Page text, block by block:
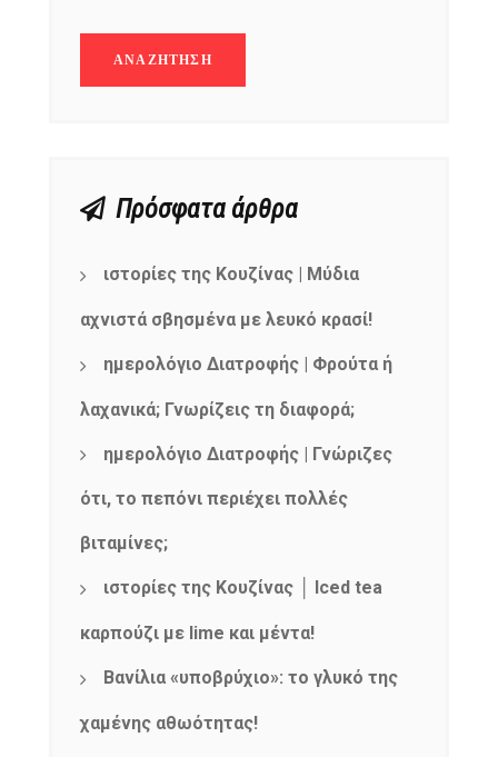
Πρόσφατα άρθρα
ιστορίες της Κουζίνας | Μύδια
αχνιστά σβησμένα με λευκό κρασί!
ημερολόγιο Διατροφής | Φρούτα ή
λαχανικά; Γνωρίζεις τη διαφορά;
ημερολόγιο Διατροφής | Γνώριζες
ότι, το πεπόνι περιέχει πολλές
βιταμίνες;
ιστορίες της Κουζίνας │ Iced tea
καρπούζι με lime και μέντα!
Βανίλια «υποβρύχιο»: το γλυκό της
χαμένης αθωότητας!
NEWSLETTER
Get ti
mel
y updates
fro
m
your favorite